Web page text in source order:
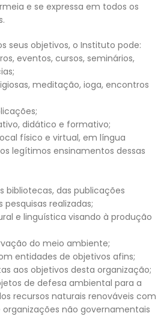
e se expressa em todos os
seus objetivos, o Instituto pode:
eventos, cursos, seminários,
meditação, ioga, encontros
didático e formativo;
físico e virtual, em língua
legítimos ensinamentos dessas
bibliotecas, das publicações
realizadas;
e linguística visando à produção
do meio ambiente;
entidades de objetivos afins;
aos objetivos desta organização;
de defesa ambiental para a
recursos naturais renováveis com
não governamentais